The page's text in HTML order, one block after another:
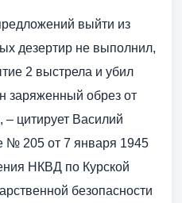
выйти из
дезертир не выполнил,
2 выстрела и убил
заряженный обрез от
– цитирует Василий
№ 205 от 7 января 1945
НКВД по Курской
безопасности